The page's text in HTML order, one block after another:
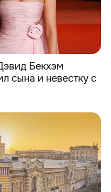
Бекхэм
сына и невестку с